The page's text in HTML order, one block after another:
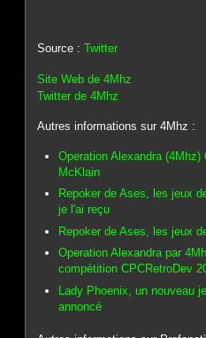
Source :Twitter
Site Web de 4Mhz
Twitter de 4Mhz
Autres informations sur 4Mhz :
Operation Alexandra
McKlain
Repoker de Ases, les jeux
je l'ai reçu
Repoker de Ases, les jeux
Operation Alexandra par
compétition CPCRetroDev
Lady Phoenix, un nouveau
annoncé